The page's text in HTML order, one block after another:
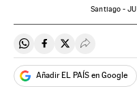
Santiago -
Compartir en Whatsapp
Compartir en
Compartir en
Desplegar
Añadir EL PAÍS en Google